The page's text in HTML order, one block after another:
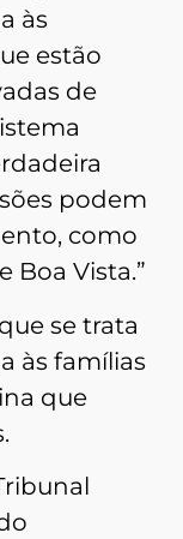
às
estão
de
podem
como
Boa Vista.”
se trata
às famílias
que